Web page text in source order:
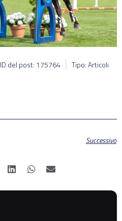
ID del post: 175764 Tipo: Articoli
Successivo